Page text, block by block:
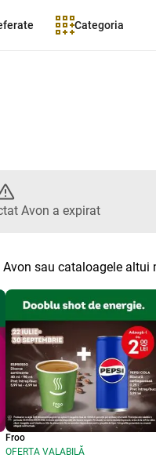
Categoria
a expirat
Avon a expirat
sau cataloagele altui
Froo
OFERTA VALABILĂ